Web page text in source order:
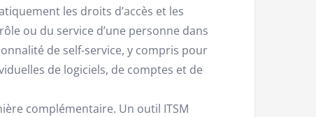
les droits d’accès et les
ou du service d’une personne dans
de self-service, y compris pour
de logiciels, de comptes et de
complémentaire. Un outil ITSM